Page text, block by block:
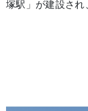
塚駅」が建設され